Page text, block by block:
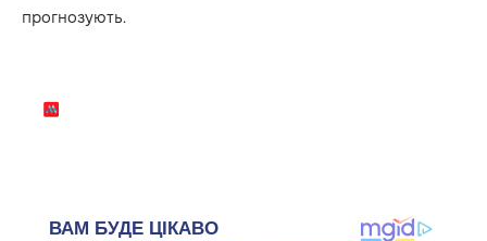
прогнозують.